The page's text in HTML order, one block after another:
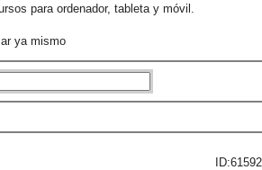
para ordenador, tableta y móvil.
ya mismo
ID:61592